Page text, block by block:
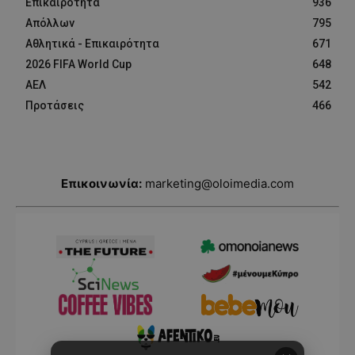
Απόλλων
795
Αθλητικά - Επικαιρότητα
671
2026 FIFA World Cup
648
ΑΕΛ
542
Προτάσεις
466
Επικοινωνία: marketing@oloimedia.com